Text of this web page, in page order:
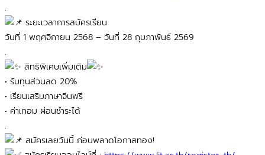
.
ระยะเวลาการสมัครเรียน
วันที่ 1 พฤศจิกายน 2568 – วันที่ 28 กุมภาพันธ์ 2569
.
สิทธิพิเศษเพิ่มเติม
• รับทุนส่วนลด 20%
• เรียนเสริมภาษาจีนฟรี
• ค่าเทอม ผ่อนชำระได้
.
สมัครเลยวันนี้ ก่อนพลาดโอกาสทอง!